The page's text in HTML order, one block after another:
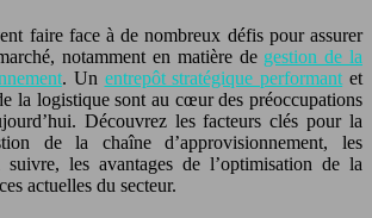
faire face à de nombreux défis pour assurer
notamment en matière de gestion de la
. Un entrepôt stratégique performant et
la logistique sont au cœur des préoccupations
Découvrez les facteurs clés pour la
de la chaîne d’approvisionnement, les
suivre, les avantages de l’optimisation de la
actuelles du secteur.